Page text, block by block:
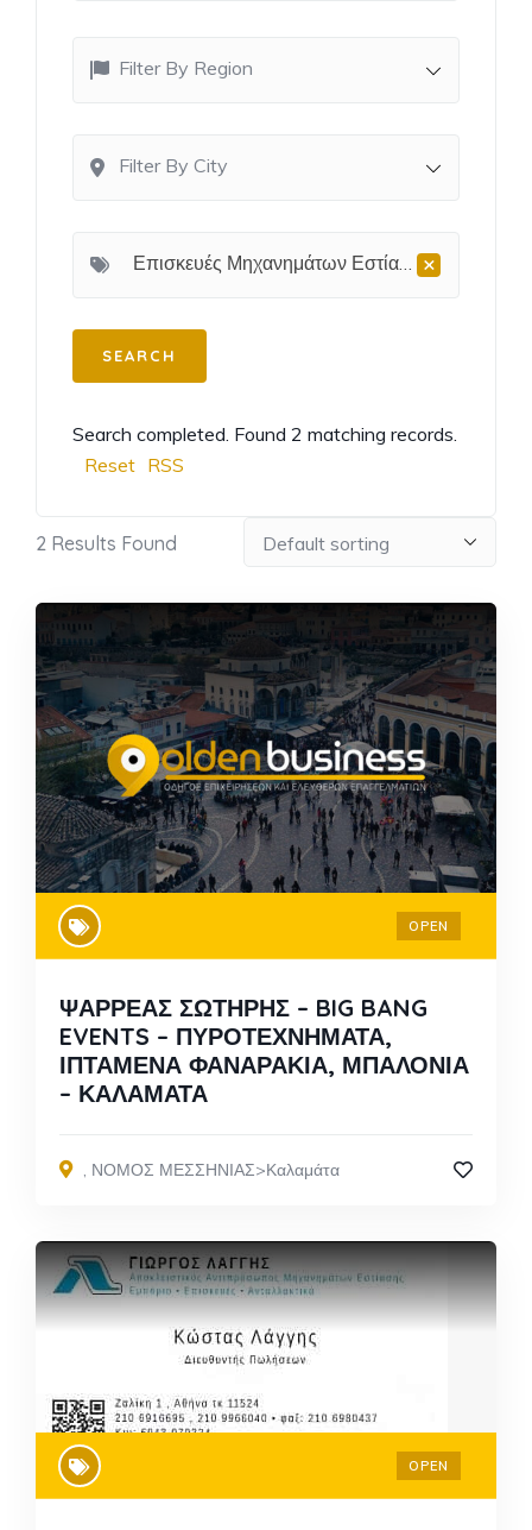
Filter By Region
Filter By City
×
Επισκευές Μηχανημάτων Εστίασης
Search completed. Found 2 matching records.
Reset RSS
2 Results Found
OPEN
ΨΑΡΡΕΑΣ ΣΩΤΗΡΗΣ – BIG BANG
EVENTS – ΠΥΡΟΤΕΧΝΗΜΑΤΑ,
ΙΠΤΑΜΕΝΑ ΦΑΝΑΡΑΚΙΑ, ΜΠΑΛΟΝΙΑ
– ΚΑΛΑΜΑΤΑ
, ΝΟΜΟΣ ΜΕΣΣΗΝΙΑΣ>Καλαμάτα
OPEN